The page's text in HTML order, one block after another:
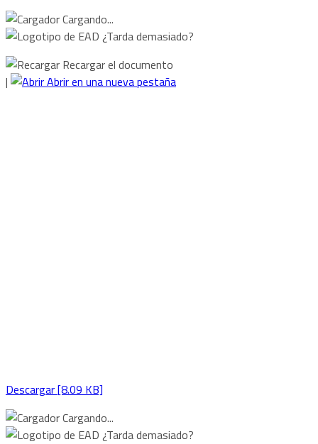
Cargando...
¿Tarda demasiado?
Recargar el documento
|
Abrir en una nueva pestaña
Descargar [8.09 KB]
Cargando...
¿Tarda demasiado?